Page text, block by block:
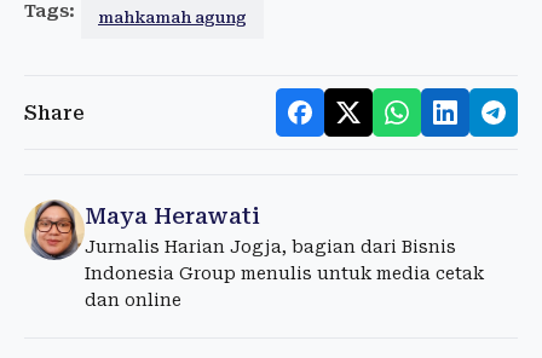
Tags: mahkamah agung
Share
Maya Herawati
Jurnalis Harian Jogja, bagian dari Bisnis
Indonesia Group menulis untuk media cetak
dan online